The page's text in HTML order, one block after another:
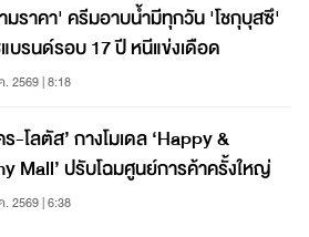
าคา' ครีมอาบน้ำมีทุกวัน 'โชกุบุสซึ'
บรนด์รอบ 17 ปี หนีแข่งเดือด
2569 | 8:18
างโมเดล ‘Happy &
Mall’ ปรับโฉมศูนย์การค้าครั้งใหญ่
2569 | 6:38